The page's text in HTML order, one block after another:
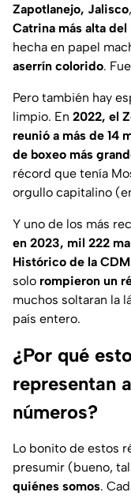
Zapotlanejo, Jalisco
Catrina más alta del
hecha en papel
aserrín colorido.
Pero también hay
limpio. En 2022, el
reunió a más de 14
de boxeo más
récord que tenía
orgullo capitalino
Y uno de los más
en 2023, mil 222
Histórico de la
solo rompieron un
muchos soltaran la
país entero.
¿Por qué
representan
números?
Lo bonito de estos
presumir (bueno,
quiénes somos.